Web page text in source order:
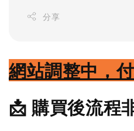
分享
網站調整中，付
📩 購買後流程